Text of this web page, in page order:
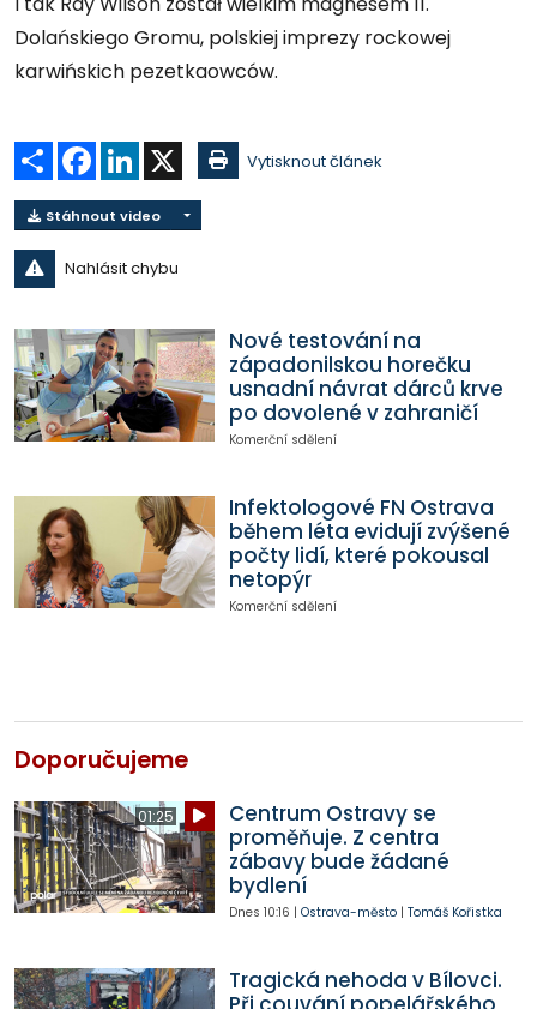
Dolańskiego Gromu, polskiej imprezy rockowej
karwińskich pezetkaowców.
Sdílet Facebook
LinkedIn Vytisknout článek
Stáhnout video
Nahlásit chybu
Nové testování na
západonilskou horečku
usnadní návrat dárců krve
po dovolené v zahraničí
Komerční sdělení
Infektologové FN Ostrava
během léta evidují zvýšené
počty lidí, které pokousal
netopýr
Komerční sdělení
Doporučujeme
01:25
Centrum Ostravy se
proměňuje. Z centra
zábavy bude žádané
bydlení
Dnes 10:16 | Ostrava-město| Tomáš Kořistka
Tragická nehoda v Bílovci.